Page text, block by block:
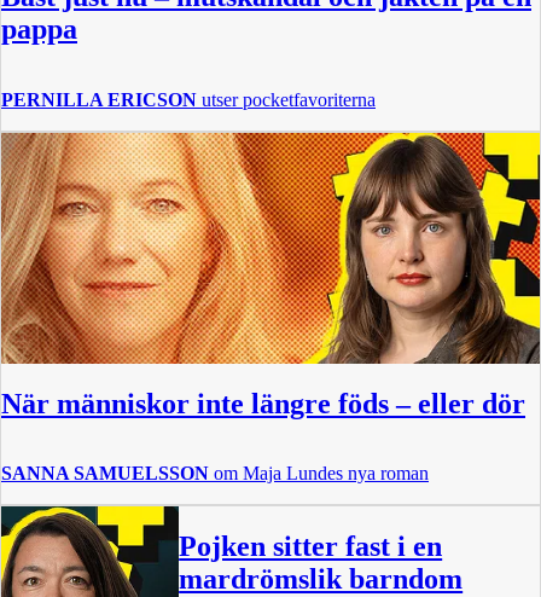
pappa
PERNILLA ERICSON utser pocketfavoriterna
När människor inte längre föds – eller dör
SANNA SAMUELSSON om Maja Lundes nya roman
Pojken sitter fast i en
mardrömslik barndom